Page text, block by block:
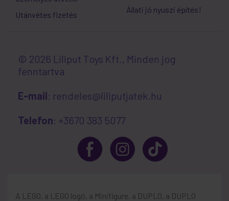
Utánvétes fizetés
Állati jó nyuszi építés!
© 2026 Liliput Toys Kft., Minden jog
fenntartva
E-mail: rendeles@liliputjatek.hu
Telefon: +3670 383 5077
A LEGO, a LEGO logó, a Minifigure, a DUPLO, a DUPLO